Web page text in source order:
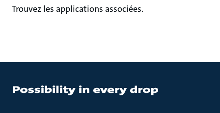
Trouvez les applications associées.